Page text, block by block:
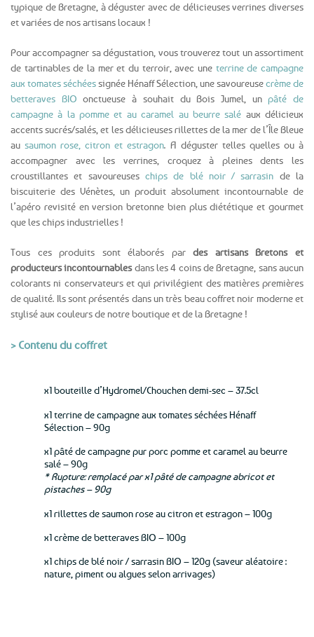
typique de Bretagne, à déguster avec de délicieuses verrines diverses
et variées de nos artisans locaux !
Pour accompagner sa dégustation, vous trouverez tout un assortiment
de tartinables de la mer et du terroir, avec une terrine de campagne
aux tomates séchéessignée Hénaff Sélection, une savoureusecrème de
betteraves BIO onctueuse à souhait du Bois Jumel, unpâté de
campagne à la pomme et au caramel au beurre salé aux délicieux
accents sucrés/salés, et les délicieuses rillettes de la mer de l’Île Bleue
au saumon rose, citron et estragon. A déguster telles quelles ou à
accompagner avec les verrines, croquez à pleines dents les
croustillantes et savoureuses chips de blé noir / sarrasin de la
biscuiterie des Vénètes, un produit absolument incontournable de
l’apéro revisité en version bretonne bien plus diététique et gourmet
que les chips industrielles !
Tous ces produits sont élaborés pardes artisans Bretons et
producteurs incontournablesdans les 4 coins de Bretagne, sans aucun
colorants ni conservateurs et qui privilégient des matières premières
de qualité. Ils sont présentés dans un très beau coffret noir moderne et
stylisé aux couleurs de notre boutique et de la Bretagne !
> Contenu du coffret
x1 bouteille d’Hydromel/Chouchen demi-sec – 37.5cl
x1 terrine de campagne aux tomates séchées Hénaff
Sélection – 90g
x1 pâté de campagne pur porc pomme et caramel au beurre
salé – 90g
* Rupture: remplacé par x1 pâté de campagne abricot et
pistaches – 90g
x1 rillettes de saumon rose au citron et estragon – 100g
x1 crème de betteraves BIO – 100g
x1 chips de blé noir / sarrasin BIO – 120g (saveur aléatoire :
nature, piment ou algues selon arrivages)